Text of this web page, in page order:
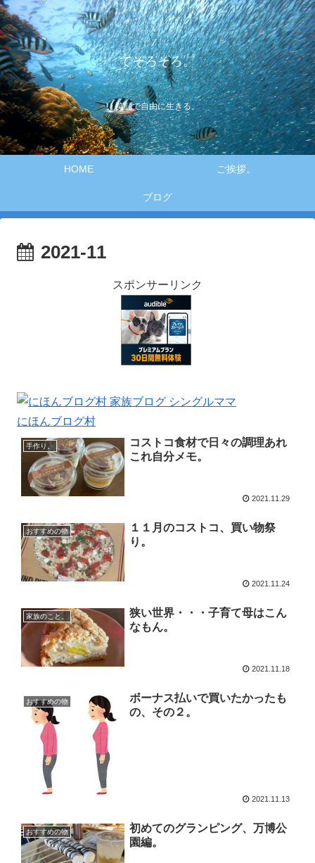
てそろそろ。
笑顔で自由に生きる。
HOME ご挨拶。
ブログ
2021-11
スポンサーリンク
にほんブログ村
手作り。
コストコ食材で日々の調理あれ
これ自分メモ。
2021.11.29
おすすめの物
１１月のコストコ、買い物祭
り。
2021.11.24
家族のこと。
狭い世界・・・子育て母はこん
なもん。
2021.11.18
おすすめの物
ボーナス払いで買いたかったも
の、その２。
2021.11.13
おすすめの物
初めてのグランピング、万博公
園編。